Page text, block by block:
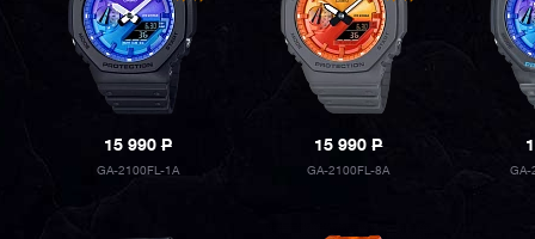
15 990P
GA-2100FL-1A
15 990P
GA-2100FL-8A GA-